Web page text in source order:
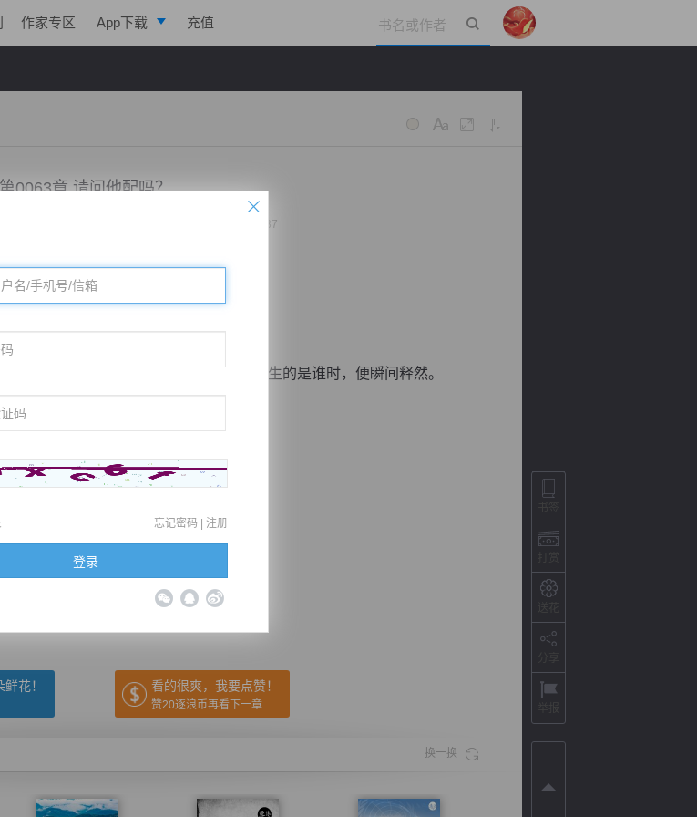
作家专区 App下载 充值
0063章 请问他配吗？
更新时间：2019-10-11 23:09 字数：2037
条上。
眼的位置，可是当人们发现车祸里丧生的是谁时，便瞬间释然。
舵人，魏建业夫妻。
了一场...
推荐在手机上阅读本书
下一章 快捷键→）
花！ 看的很爽，我要点赞！
赞20逐浪币再看下一章
换一换
忘记密码 | 注册
登录